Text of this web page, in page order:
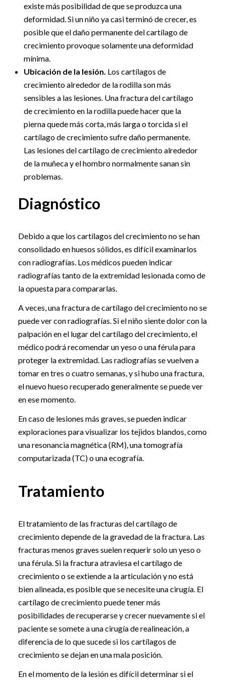
existe más posibilidad de que se produzca una
deformidad. Si un niño ya casi terminó de crecer, es
posible que el daño permanente del cartílago de
crecimiento provoque solamente una deformidad
mínima.
Ubicación de la lesión. Los cartílagos de
crecimiento alrededor de la rodilla son más
sensibles a las lesiones. Una fractura del cartílago
de crecimiento en la rodilla puede hacer que la
pierna quede más corta, más larga o torcida si el
cartílago de crecimiento sufre daño permanente.
Las lesiones del cartílago de crecimiento alrededor
de la muñeca y el hombro normalmente sanan sin
problemas.
Diagnóstico
Debido a que los cartílagos del crecimiento no se han
consolidado en huesos sólidos, es difícil examinarlos
con radiografías. Los médicos pueden indicar
radiografías tanto de la extremidad lesionada como de
la opuesta para compararlas.
A veces, una fractura de cartílago del crecimiento no se
puede ver con radiografías. Si el niño siente dolor con la
palpación en el lugar del cartílago del crecimiento, el
médico podrá recomendar un yeso o una férula para
proteger la extremidad. Las radiografías se vuelven a
tomar en tres o cuatro semanas, y si hubo una fractura,
el nuevo hueso recuperado generalmente se puede ver
en ese momento.
En caso de lesiones más graves, se pueden indicar
exploraciones para visualizar los tejidos blandos, como
una resonancia magnética (RM), una tomografía
computarizada (TC) o una ecografía.
Tratamiento
El tratamiento de las fracturas del cartílago de
crecimiento depende de la gravedad de la fractura. Las
fracturas menos graves suelen requerir solo un yeso o
una férula. Si la fractura atraviesa el cartílago de
crecimiento o se extiende a la articulación y no está
bien alineada, es posible que se necesite una cirugía. El
cartílago de crecimiento puede tener más
posibilidades de recuperarse y crecer nuevamente si el
paciente se somete a una cirugía de realineación, a
diferencia de lo que sucede si los cartílagos de
crecimiento se dejan en una mala posición.
En el momento de la lesión es difícil determinar si el